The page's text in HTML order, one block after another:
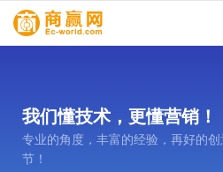
我们懂技术，更懂营销！
专业的角度，丰富的经验，再好的
节！